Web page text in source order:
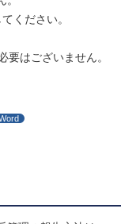
ください。
はございません。